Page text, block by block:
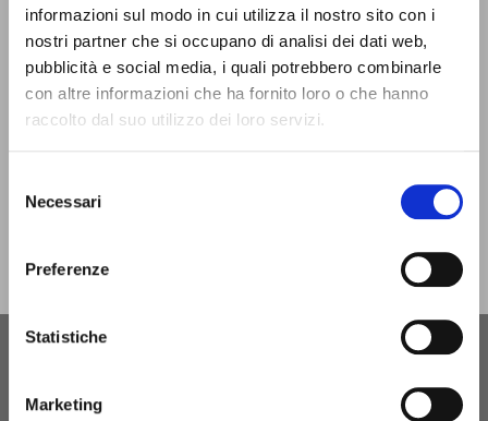
informazioni sul modo in cui utilizza il nostro sito con i
nostri partner che si occupano di analisi dei dati web,
pubblicità e social media, i quali potrebbero combinarle
con altre informazioni che ha fornito loro o che hanno
raccolto dal suo utilizzo dei loro servizi.
delNecessari
Preferenze
Statistiche
Marketing
Si trova presso il Castello Estense, al piano terra, e si affaccia
sul cortile interno. È aperto lunedì - sabato dalle 9 alle 18 |
domenica e festivi dalle 9.30 alle 17.30. Lo trovi chiuso solo il
giorno di Natale.
infotur@comune.fe.it 0532-419190
CONTATTATO PER FARE PARTE DEL PROGETTO